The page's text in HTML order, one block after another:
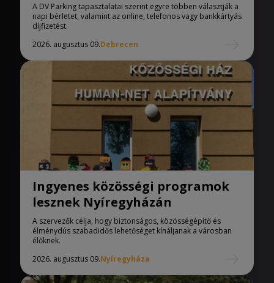
A DV Parking tapasztalatai szerint egyre többen választják a
napi bérletet, valamint az online, telefonos vagy bankkártyás
díjfizetést.
2026. augusztus 09.Debrecen
Ingyenes közösségi programok
lesznek Nyíregyházán
A szervezők célja, hogy biztonságos, közösségépítő és
élménydús szabadidős lehetőséget kínáljanak a városban
élőknek.
2026. augusztus 09.Nyíregyháza